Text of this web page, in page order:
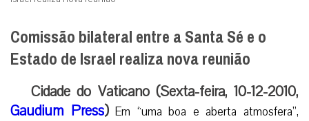
Comissão bilateral entre a Santa Sé e o
Estado de Israel realiza nova reunião
Cidade do Vaticano (Sexta-feira, 10-12-2010,
Gaudium Press)Em “uma boa e aberta atmosfera”,